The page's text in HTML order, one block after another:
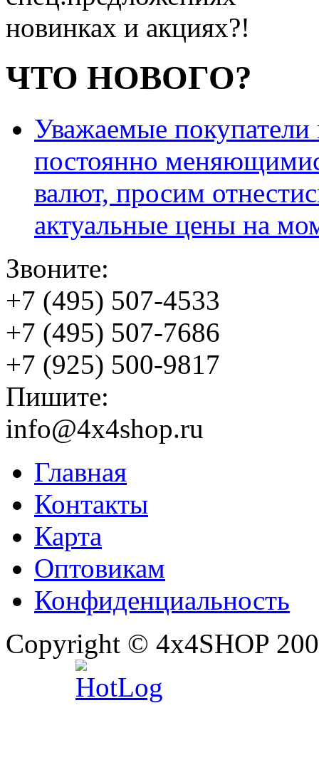
новинках и акциях?!
ЧТО НОВОГО?
Уважаемые
постоянно
валют, просим
актуальные цены на
Звоните:
+7 (495) 507-4533
+7 (495) 507-7686
+7 (925) 500-9817
Пишите:
info@4x4shop.ru
Главная
Контакты
Карта
Оптовикам
Конфиденциальность
Copyright © 4x4SHOP